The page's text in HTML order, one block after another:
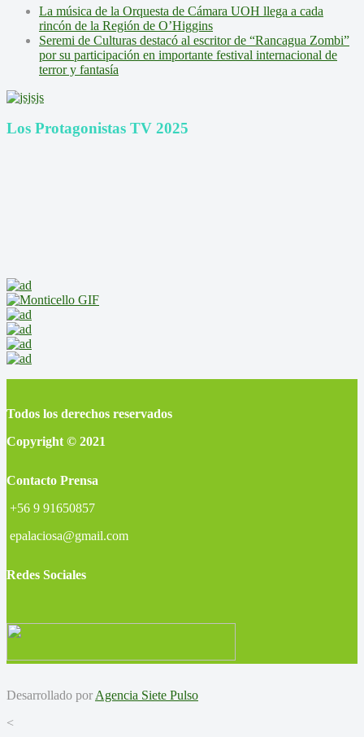
La música de la Orquesta de Cámara UOH llega a cada
rincón de la Región de O’Higgins
Seremi de Culturas destacó al escritor de “Rancagua Zombi”
por su participación en importante festival internacional de
terror y fantasía
Los Protagonistas TV 2025
Todos los derechos reservados
Copyright © 2021
Contacto Prensa
+56 9 91650857
epalaciosa@gmail.com
Redes Sociales
Desarrollado por Agencia Siete Pulso
<